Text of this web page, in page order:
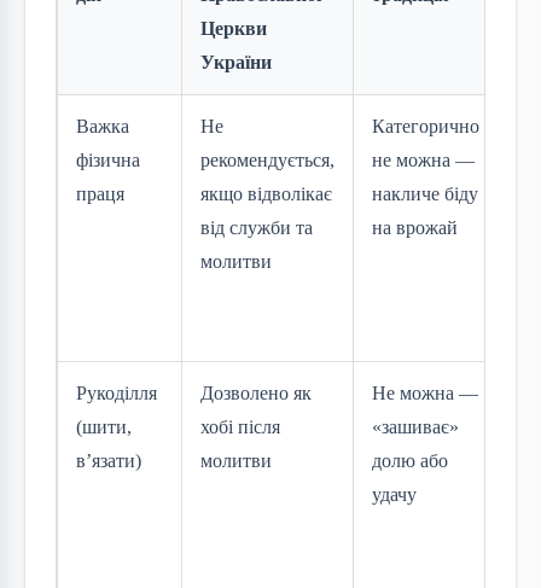
Церкви
України
Важка
фізична
праця
Не
рекомендується,
якщо відволікає
від служби та
молитви
Категорично
не можна —
накличе біду
на врожай
Рукоділля
(шити,
в’язати)
Дозволено як
хобі після
молитви
Не можна —
«зашиває»
долю або
удачу